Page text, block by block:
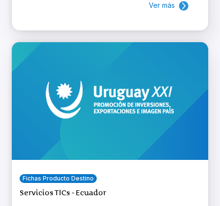
Ver más
Fichas Producto Destino
Servicios TICs - Ecuador